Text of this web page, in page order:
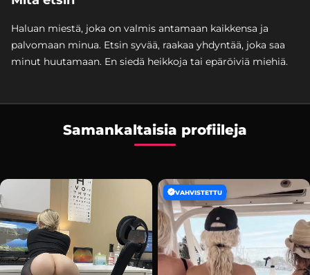
Haluan miestä, joka on valmis antamaan kaikkensa ja
palvomaan minua. Etsin syvää, raakaa yhdyntää, joka saa
minut huutamaan. En siedä heikkoja tai epäröiviä miehiä.
Samankaltaisia profiileja
VAHVISTETTU